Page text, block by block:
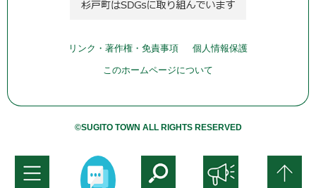
リンク・著作権・免責事項 個人情報保護
このホームページについて
©SUGITO TOWN ALL RIGHTS RESERVED